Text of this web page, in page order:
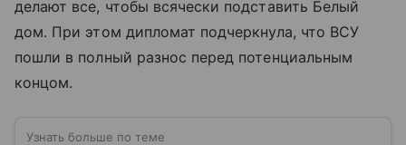
делают все, чтобы всячески подставить Белый
дом. При этом дипломат подчеркнула, что ВСУ
пошли в полный разнос перед потенциальным
концом.
Узнать больше по теме